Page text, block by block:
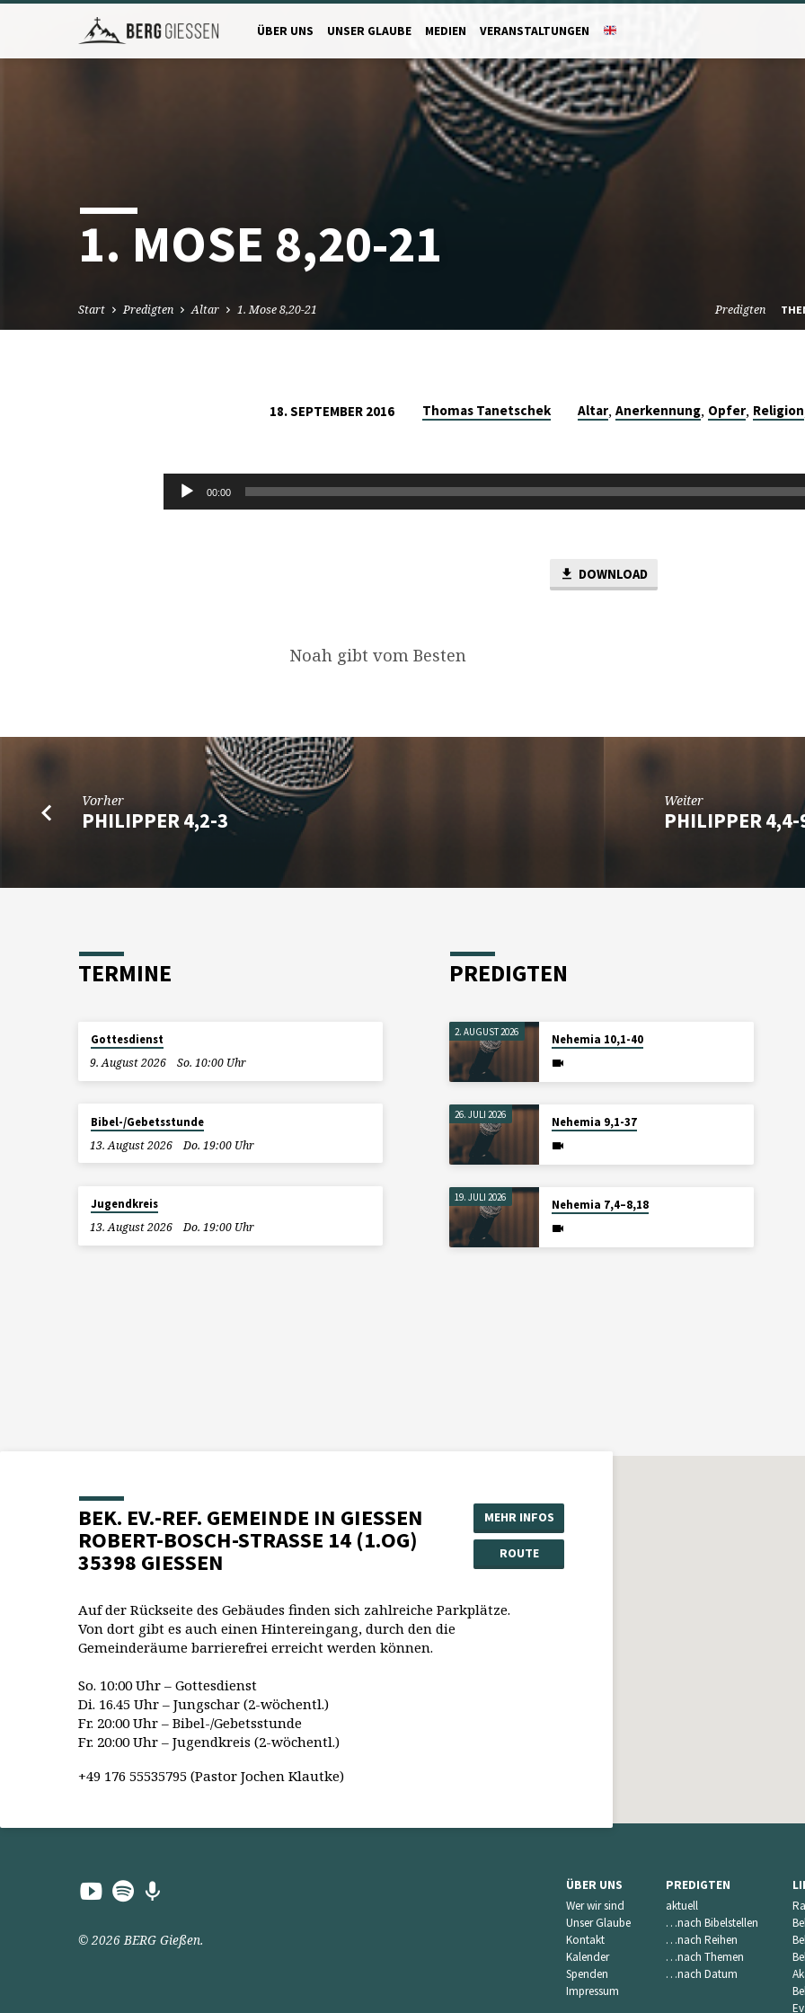
ÜBER UNS UNSER GLAUBE MEDIEN VERANSTALTUNGEN
1. MOSE 8,20-21
Start Predigten Altar 1. Mose 8,20-21 Predigten
MOSE
18. SEPTEMBER 2016 Thomas Tanetschek Altar,Anerkennung, Opfer, Religion
Audio-
Player
00:00
DOWNLOAD
Noah gibt vom Besten
Vorher
PHILIPPER 4,2-3
Weiter
PHILIPPER 4,4-
TERMINE
Gottesdienst
9. August 2026
So. 10:00 Uhr
Bibel-/Gebetsstunde
13. August 2026
Do. 19:00 Uhr
Jugendkreis
13. August 2026
Do. 19:00 Uhr
PREDIGTEN
2. AUGUST 2026
Nehemia 10,1-40
26. JULI 2026
Nehemia 9,1-37
19. JULI 2026
Nehemia 7,4–8,18
BEK. EV.-REF. GEMEINDE IN GIESSEN
ROBERT-BOSCH-STRASSE 14 (1.OG)
35398 GIESSEN
MEHR INFOS
ROUTE
Auf der Rückseite des Gebäudes finden sich zahlreiche Parkplätze.
Von dort gibt es auch einen Hintereingang, durch den die
Gemeinderäume barrierefrei erreicht werden können.
So. 10:00 Uhr – Gottesdienst
Di. 16.45 Uhr – Jungschar (2-wöchentl.)
Fr. 20:00 Uhr – Bibel-/Gebetsstunde
Fr. 20:00 Uhr – Jugendkreis (2-wöchentl.)
+49 176 55535795 (Pastor Jochen Klautke)
© 2026 BERG Gießen.
ÜBER UNS
Wer wir sind
Unser Glaube
Kontakt
Kalender
Spenden
Impressum
PREDIGTEN
aktuell
…nach Bibelstellen
…nach Reihen
…nach Themen
…nach Datum